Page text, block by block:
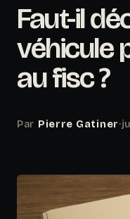
Faut-il
véhicule
au fisc ?
Par Pierre Gatiner·